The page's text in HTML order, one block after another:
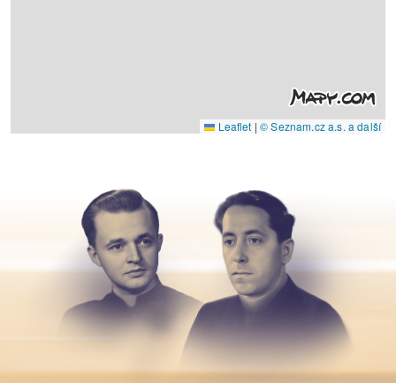
Leaflet | © Seznam.cz a.s. a další